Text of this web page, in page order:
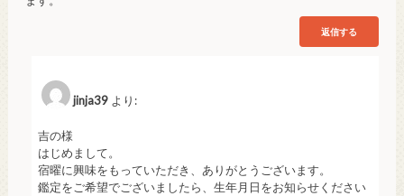
返信する
jinja39 より:
吉の様
はじめまして。
宿曜に興味をもっていただき、ありがとうございます。
鑑定をご希望でございましたら、生年月日をお知らせください